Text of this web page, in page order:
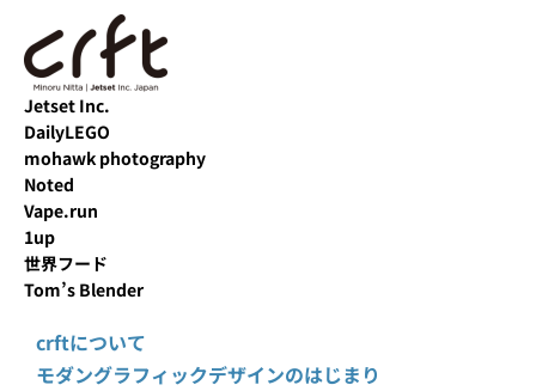
Jetset Inc.
DailyLEGO
mohawk photography
Noted
Vape.run
1up
世界フード
Tom’s Blender
crftについて
モダングラフィックデザインのはじまり